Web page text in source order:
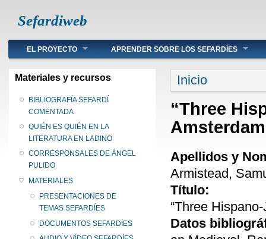
Sefardiweb
Main menu
EL PROYECTO APRENDER SOBRE LOS SEFARDÍES
Materiales y recursos
BIBLIOGRAFÍA SEFARDÍ
COMENTADA
QUIÉN ES QUIÉN EN LA
LITERATURA EN LADINO
CORRESPONSALES DE ÁNGEL
PULIDO
MATERIALES
PRESENTACIONES DE
TEMAS SEFARDÍES
DOCUMENTOS SEFARDÍES
Se encuentra
Inicio
“Three
Apellidos y
Armistead,
Título:
“Three
Datos